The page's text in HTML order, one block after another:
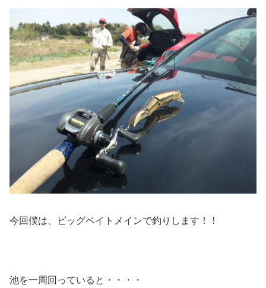
今回僕は、ビッグベイトメインで釣りします！！
池を一周回っていると・・・・